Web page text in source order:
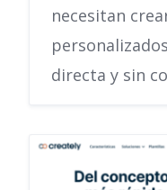
necesitan
directa y sin